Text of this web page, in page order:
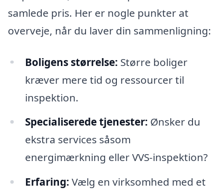
samlede pris. Her er nogle punkter at
overveje, når du laver din sammenligning:
Boligens størrelse: Større boliger
kræver mere tid og ressourcer til
inspektion.
Specialiserede tjenester: Ønsker du
ekstra services såsom
energimærkning eller VVS-inspektion?
Erfaring: Vælg en virksomhed med et